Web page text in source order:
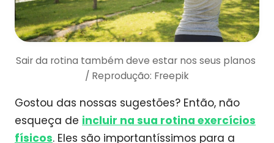
Sair da rotina também deve estar nos seus planos
/ Reprodução: Freepik
Gostou das nossas sugestões? Então, não
esqueça de incluir na sua rotina exercícios
físicos. Eles são importantíssimos para a